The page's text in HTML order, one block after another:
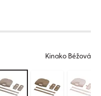
Kinako Béžová